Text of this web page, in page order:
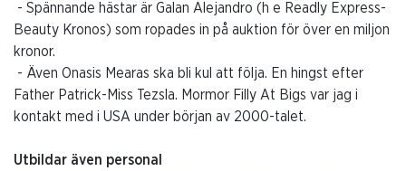
- Spännande hästar är Galan Alejandro (h e Readly Express-
Beauty Kronos) som ropades in på auktion för över en miljon
kronor.
- Även Onasis Mearas ska bli kul att följa. En hingst efter
Father Patrick-Miss Tezsla. Mormor Filly At Bigs var jag i
kontakt med i USA under början av 2000-talet.
Utbildar även personal